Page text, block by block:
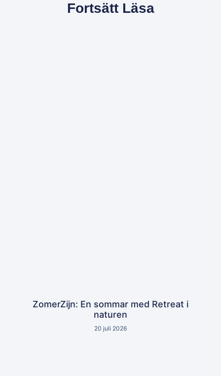
Fortsätt Läsa
ZomerZijn: En sommar med Retreat i
naturen
20 juli 2026